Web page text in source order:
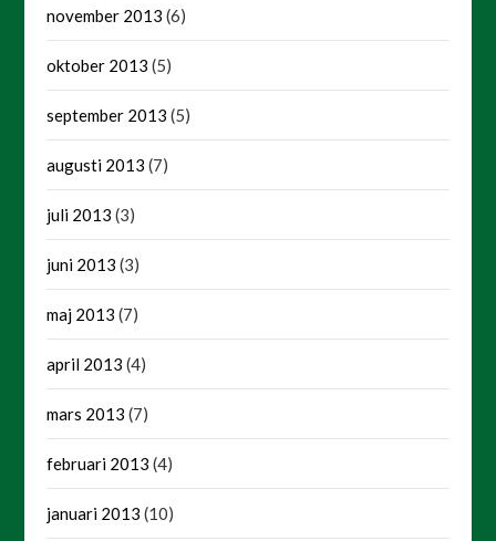
november 2013 (6)
oktober 2013 (5)
september 2013 (5)
augusti 2013 (7)
juli 2013 (3)
juni 2013 (3)
maj 2013 (7)
april 2013 (4)
mars 2013 (7)
februari 2013 (4)
januari 2013 (10)